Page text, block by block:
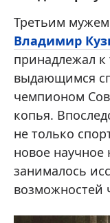
Третьим мужем
Владимир
принадлежал к
выдающимся
чемпионом
копья.
не только
новое научное
занималось
возможностей